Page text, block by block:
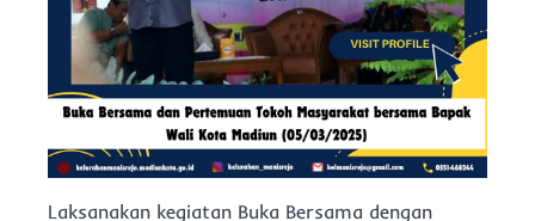
Laksanakan kegiatan Buka Bersama dengan